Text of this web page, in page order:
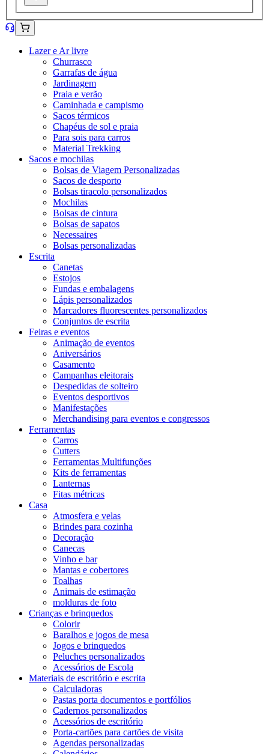
Lazer e Ar livre
Churrasco
Garrafas de água
Jardinagem
Praia e verão
Caminhada e campismo
Sacos térmicos
Chapéus de sol e praia
Para sois para carros
Material Trekking
Sacos e mochilas
Bolsas de Viagem Personalizadas
Sacos de desporto
Bolsas tiracolo personalizados
Mochilas
Bolsas de cintura
Bolsas de sapatos
Necessaires
Bolsas personalizadas
Escrita
Canetas
Estojos
Fundas e embalagens
Lápis personalizados
Marcadores fluorescentes personalizados
Conjuntos de escrita
Feiras e eventos
Animação de eventos
Aniversários
Casamento
Campanhas eleitorais
Despedidas de solteiro
Eventos desportivos
Manifestações
Merchandising para eventos e congressos
Ferramentas
Carros
Cutters
Ferramentas Multifunções
Kits de ferramentas
Lanternas
Fitas métricas
Casa
Atmosfera e velas
Brindes para cozinha
Decoração
Canecas
Vinho e bar
Mantas e cobertores
Toalhas
Animais de estimação
molduras de foto
Crianças e brinquedos
Colorir
Baralhos e jogos de mesa
Jogos e brinquedos
Peluches personalizados
Acessórios de Escola
Materiais de escritório e escrita
Calculadoras
Pastas porta documentos e portfólios
Cadernos personalizados
Acessórios de escritório
Porta-cartões para cartões de visita
Agendas personalizadas